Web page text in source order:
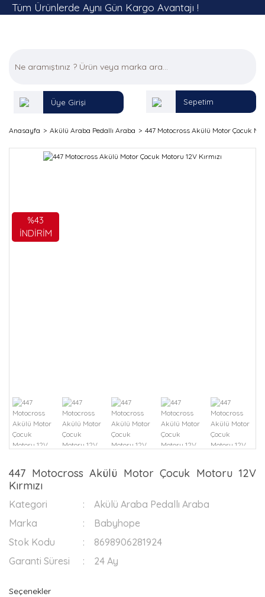
Tüm Ürünlerde Aynı Gün Kargo Avantajı !
Üye Girişi Sepetim
Anasayfa Akülü Araba Pedallı Araba 447 Motocross Akülü Motor Çocuk
447 Motocross Akülü Motor Çocuk Motoru 12V
Kırmızı
Kategori
Akülü Araba Pedallı Araba
Marka
Babyhope
Stok Kodu
8698906281924
Garanti Süresi
24 Ay
Seçenekler
%43
İNDİRİM